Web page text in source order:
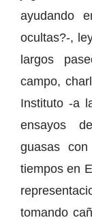
ayudando
ocultas?-,
largos
campo,
Instituto -a
ensayos
guasas
tiempos en
tomando